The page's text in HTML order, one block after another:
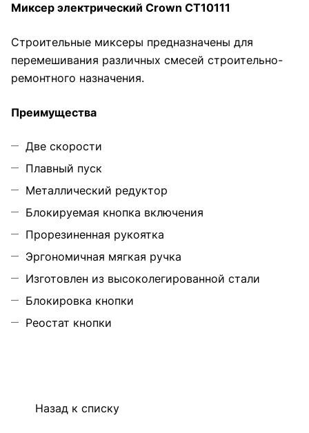
Миксер электрический Crown CT10111
Строительные миксеры предназначены для
перемешивания различных смесей строительно-
ремонтного назначения.
Преимущества
Две скорости
Плавный пуск
Металлический редуктор
Блокируемая кнопка включения
Прорезиненная рукоятка
Эргономичная мягкая ручка
Изготовлен из высоколегированной стали
Блокировка кнопки
Реостат кнопки
Назад к списку